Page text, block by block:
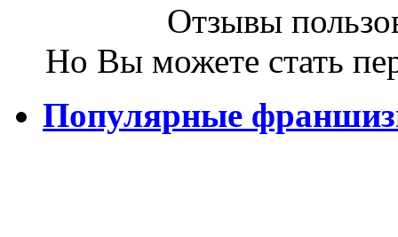
Отзывы
Но Вы можете стать
Популярные